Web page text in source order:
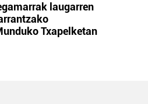
laugarren
Txapelketan